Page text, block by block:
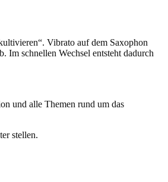
Vibrato auf dem Saxophon
Im schnellen Wechsel entsteht dadurch
und alle Themen rund um das
stellen.